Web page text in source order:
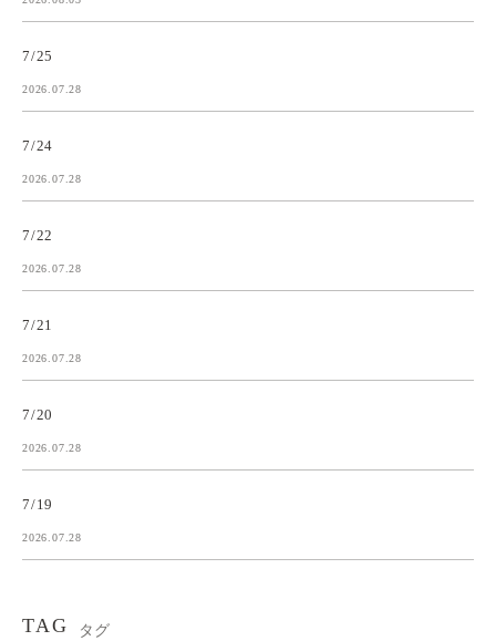
7/25
2026.07.28
7/24
2026.07.28
7/22
2026.07.28
7/21
2026.07.28
7/20
2026.07.28
7/19
2026.07.28
TAG タグ